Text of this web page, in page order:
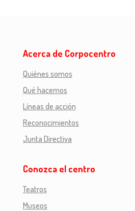
Acerca de Corpocentro
Quiénes somos
Qué hacemos
Líneas de acción
Reconocimientos
Junta Directiva
Conozca el centro
Teatros
Museos